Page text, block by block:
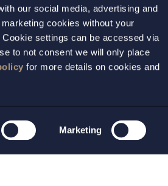
our social media, advertising and
cookies without your
settings can be accessed via
to not consent we will only place
for more details on cookies and
Marketing
DAC 6